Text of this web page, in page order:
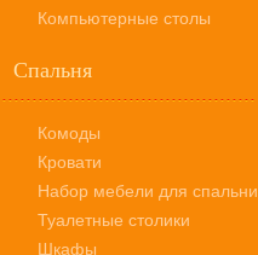
Компьютерные столы
Спальня
Комоды
Кровати
Набор мебели для спальни
Туалетные столики
Шкафы